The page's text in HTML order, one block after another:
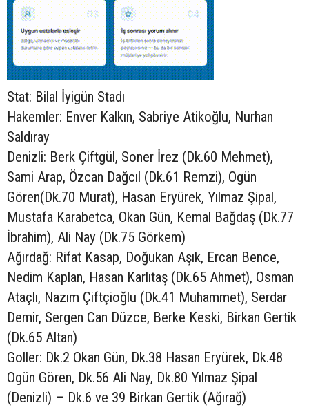
Stat: Bilal İyigün Stadı
Hakemler: Enver Kalkın, Sabriye Atikoğlu, Nurhan
Saldıray
Denizli: Berk Çiftgül, Soner İrez (Dk.60 Mehmet),
Sami Arap, Özcan Dağcıl (Dk.61 Remzi), Ogün
Gören(Dk.70 Murat), Hasan Eryürek, Yılmaz Şipal,
Mustafa Karabetca, Okan Gün, Kemal Bağdaş (Dk.77
İbrahim), Ali Nay (Dk.75 Görkem)
Ağırdağ: Rifat Kasap, Doğukan Aşık, Ercan Bence,
Nedim Kaplan, Hasan Karlıtaş (Dk.65 Ahmet), Osman
Ataçlı, Nazım Çiftçioğlu (Dk.41 Muhammet), Serdar
Demir, Sergen Can Düzce, Berke Keski, Birkan Gertik
(Dk.65 Altan)
Goller: Dk.2 Okan Gün, Dk.38 Hasan Eryürek, Dk.48
Ogün Gören, Dk.56 Ali Nay, Dk.80 Yılmaz Şipal
(Denizli) – Dk.6 ve 39 Birkan Gertik (Ağırağ)